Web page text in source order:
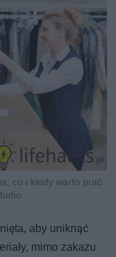
co i kiedy warto prać
aby uniknąć
mimo zakazu